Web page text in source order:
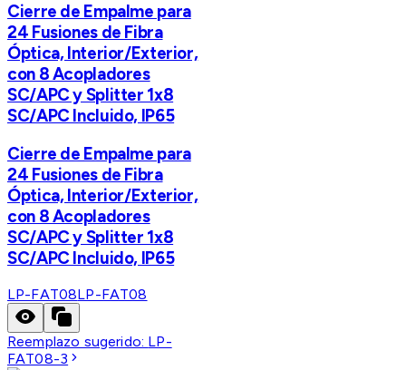
Cierre de Empalme para
24 Fusiones de Fibra
Óptica, Interior/Exterior,
con 8 Acopladores
SC/APC y Splitter 1x8
SC/APC Incluido, IP65
Cierre de Empalme para
24 Fusiones de Fibra
Óptica, Interior/Exterior,
con 8 Acopladores
SC/APC y Splitter 1x8
SC/APC Incluido, IP65
LP-FAT08LP-FAT08
Reemplazo sugerido: LP-
FAT08-3